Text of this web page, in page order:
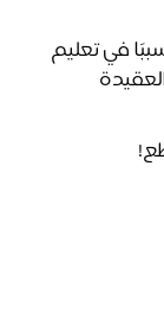
مع جمعية تعلم، اكفل حلقة قرآنية وكن سببًا في تعليم
أبنائنا تفسير سورة الإخلاص وفهم جوهر العقيدة